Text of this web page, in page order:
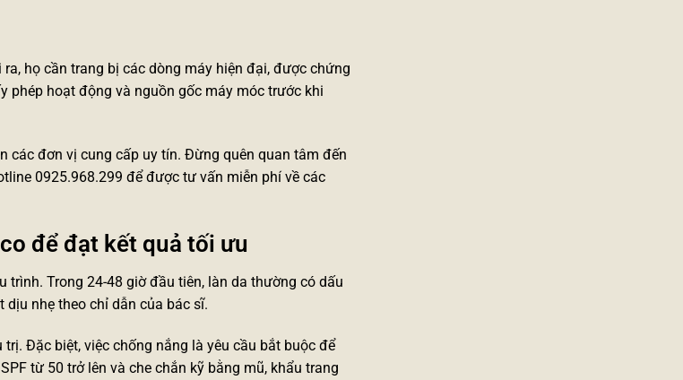
họ cần trang bị các dòng máy hiện đại, được chứng
phép hoạt động và nguồn gốc máy móc trước khi
các đơn vị cung cấp uy tín. Đừng quên quan tâm đến
0925.968.299 để được tư vấn miễn phí về các
để đạt kết quả tối ưu
trình. Trong 24-48 giờ đầu tiên, làn da thường có dấu
nhẹ theo chỉ dẫn của bác sĩ.
Đặc biệt, việc chống nắng là yêu cầu bắt buộc để
từ 50 trở lên và che chắn kỹ bằng mũ, khẩu trang